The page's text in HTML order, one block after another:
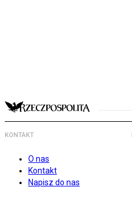
KONTAKT
O nas
Kontakt
Napisz do nas